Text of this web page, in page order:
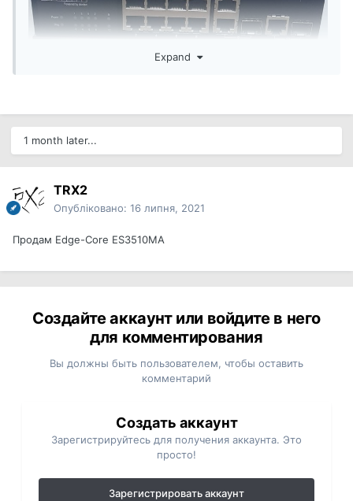
по 1400грн
Expand
1 month later...
TRX2
Опубліковано: 16 липня, 2021
Продам Edge-Core ES3510MA
Создайте аккаунт или войдите в него
для комментирования
Вы должны быть пользователем, чтобы оставить
комментарий
Создать аккаунт
Зарегистрируйтесь для получения аккаунта. Это
просто!
Зарегистрировать аккаунт